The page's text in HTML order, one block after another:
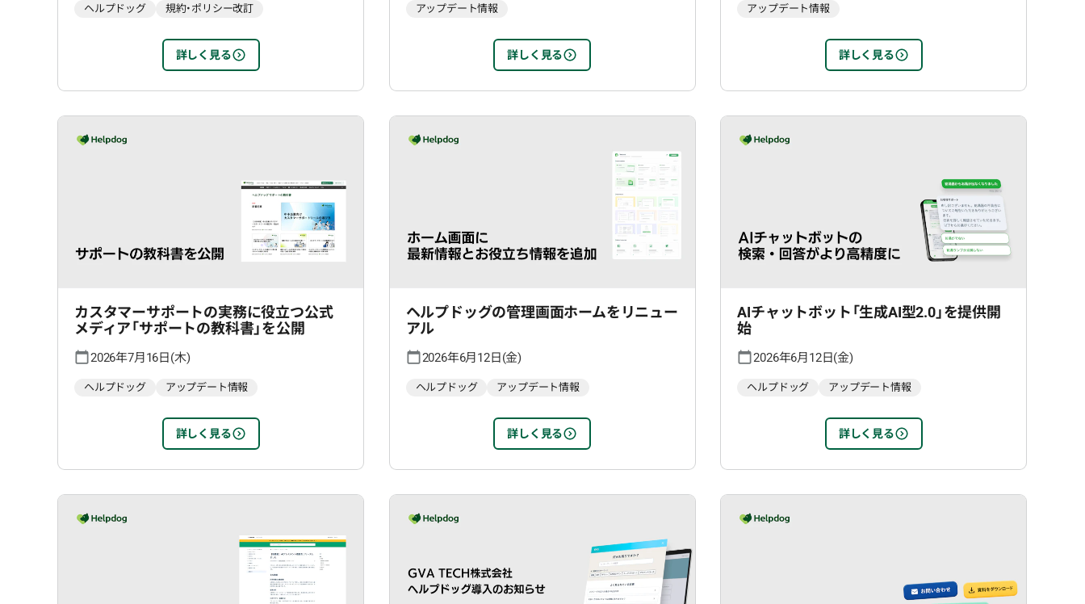
ヘルプドッグ 規約・ポリシー改訂
詳しく見る
アップデート情報
詳しく見る
アップデート情報
詳しく見る
カスタマーサポートの実務に役立つ公式
メディア「サポートの教科書」を公開
2026年7月16日(木)
ヘルプドッグ アップデート情報
詳しく見る
ヘルプドッグの管理画面ホームをリニュー
アル
2026年6月12日(金)
ヘルプドッグ アップデート情報
詳しく見る
AIチャットボット「生成AI型2.0」を提供開
始
2026年6月12日(金)
ヘルプドッグ アップデート情報
詳しく見る